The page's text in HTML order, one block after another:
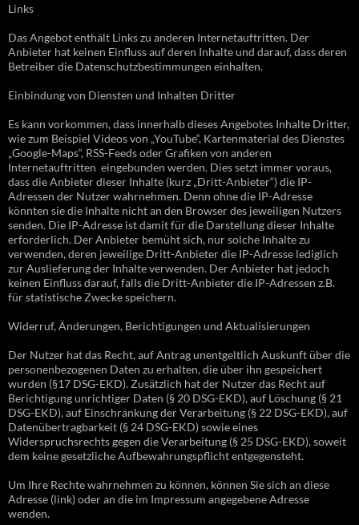
Links
Das Angebot enthält Links zu anderen Internetauftritten. Der
Anbieter hat keinen Einfluss auf deren Inhalte und darauf, dass deren
Betreiber die Datenschutzbestimmungen einhalten.
Einbindung von Diensten und Inhalten Dritter
Es kann vorkommen, dass innerhalb dieses Angebotes Inhalte Dritter,
wie zum Beispiel Videos von „YouTube“, Kartenmaterial des Dienstes
„Google-Maps“, RSS-Feeds oder Grafiken von anderen
Internetauftritten eingebunden werden. Dies setzt immer voraus,
dass die Anbieter dieser Inhalte (kurz „Dritt-Anbieter“) die IP-
Adressen der Nutzer wahrnehmen. Denn ohne die IP-Adresse
könnten sie die Inhalte nicht an den Browser des jeweiligen Nutzers
senden. Die IP-Adresse ist damit für die Darstellung dieser Inhalte
erforderlich. Der Anbieter bemüht sich, nur solche Inhalte zu
verwenden, deren jeweilige Dritt-Anbieter die IP-Adresse lediglich
zur Auslieferung der Inhalte verwenden. Der Anbieter hat jedoch
keinen Einfluss darauf, falls die Dritt-Anbieter die IP-Adressen z.B.
für statistische Zwecke speichern.
Widerruf, Änderungen, Berichtigungen und Aktualisierungen
Der Nutzer hat das Recht, auf Antrag unentgeltlich Auskunft über die
personenbezogenen Daten zu erhalten, die über ihn gespeichert
wurden (§17 DSG-EKD). Zusätzlich hat der Nutzer das Recht auf
Berichtigung unrichtiger Daten (§ 20 DSG-EKD), auf Löschung (§ 21
DSG-EKD), auf Einschränkung der Verarbeitung (§ 22 DSG-EKD), auf
Datenübertragbarkeit (§ 24 DSG-EKD) sowie eines
Widerspruchsrechts gegen die Verarbeitung (§ 25 DSG-EKD), soweit
dem keine gesetzliche Aufbewahrungspflicht entgegensteht.
Um Ihre Rechte wahrnehmen zu können, können Sie sich an diese
Adresse (link) oder an die im Impressum angegebene Adresse
wenden.